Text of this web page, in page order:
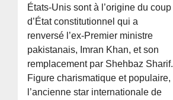
États-Unis sont à l’origine du coup
d’État constitutionnel qui a
renversé l’ex-Premier ministre
pakistanais, Imran Khan, et son
remplacement par Shehbaz Sharif.
Figure charismatique et populaire,
l’ancienne star internationale de